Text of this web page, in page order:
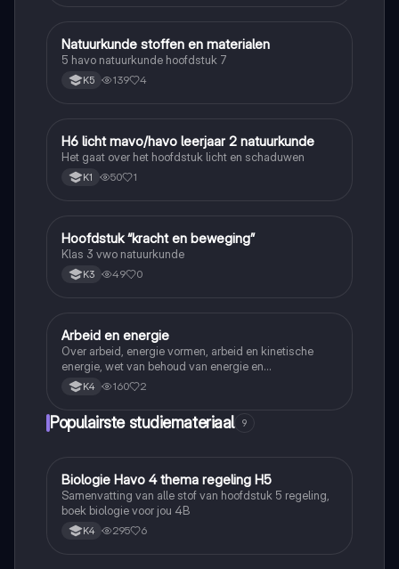
Natuurkunde
Natuurkunde stoffen en materialen
5 havo natuurkunde hoofdstuk 7
K5 139 4
Natuurkunde
H6 licht mavo/havo leerjaar 2 natuurkunde
Het gaat over het hoofdstuk licht en schaduwen
K1 50 1
Natuurkunde
Hoofdstuk “kracht en beweging”
Klas 3 vwo natuurkunde
K3 49 0
Natuurkunde
Arbeid en energie
Over arbeid, energie vormen, arbeid en kinetische
energie, wet van behoud van energie en
veerenenergie en gravitatie energie
K4 160 2
Populairste studiemateriaal 9
Biologie
Biologie Havo 4 thema regeling H5
Samenvatting van alle stof van hoofdstuk 5 regeling,
boek biologie voor jou 4B
K4 295 6